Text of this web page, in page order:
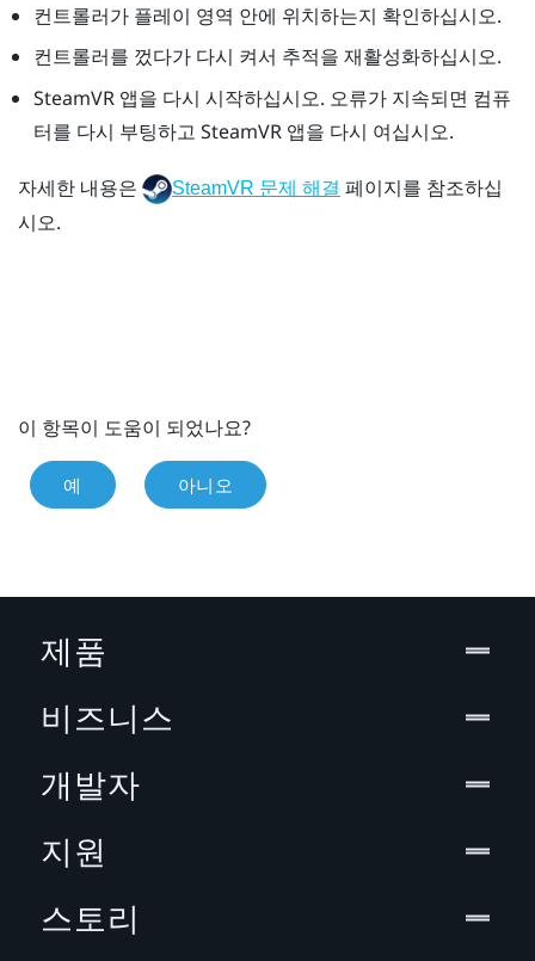
컨트롤러가 플레이 영역 안에 위치하는지 확인하십시오.
컨트롤러를 껐다가 다시 켜서 추적을 재활성화하십시오.
SteamVR앱을 다시 시작하십시오. 오류가 지속되면 컴퓨
터를 다시 부팅하고 SteamVR앱을 다시 여십시오.
자세한 내용은 SteamVR 문제 해결 페이지를 참조하십
시오.
이 항목이 도움이 되었나요?
예 아니오
제품
비즈니스
개발자
지원
스토리